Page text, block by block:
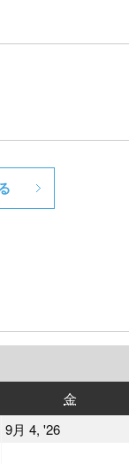
金
曜
9月 4, '262026